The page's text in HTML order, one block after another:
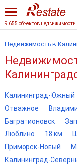
Недвижимость в
Калининград-Южный
Отважное
Багратионовск
Люблино
18 км
Приморск-Новый
Калининград-